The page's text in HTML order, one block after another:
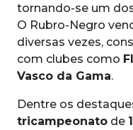
tornando-se um
O Rubro-Negro
diversas vezes,
com clubes como
Vasco da Gama.
Dentre os
tricampeonato de